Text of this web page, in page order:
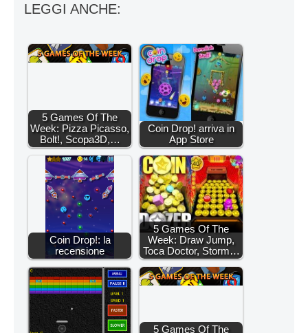
LEGGI ANCHE:
5 Games Of The
Week: Pizza Picasso,
Bolt!, Scopa3D,…
Coin Drop! arriva in
App Store
Coin Drop!: la
recensione
5 Games Of The
Week: Draw Jump,
Toca Doctor, Storm…
5 Games Of The